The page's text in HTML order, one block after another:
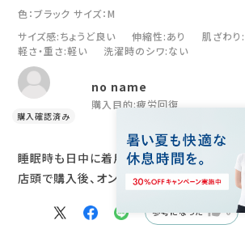
色：ブラック サイズ：M
サイズ感:ちょうど良い 伸縮性:あり 肌ざわり
軽さ・重さ:軽い 洗濯時のシワ:ない
no name
購入目的:疲労回復
睡眠時も日中に着用しても、とても快適です
店頭で購入後、オンラインで追加購入致しま
参考になった 0